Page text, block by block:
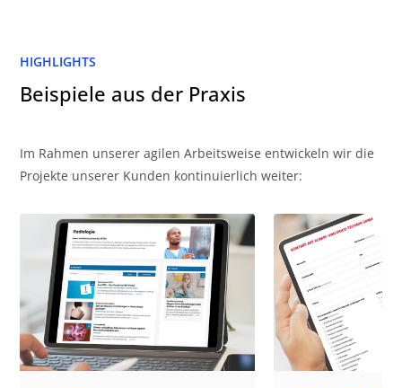
HIGHLIGHTS
Beispiele aus der Praxis
Im Rahmen unserer agilen Arbeitsweise entwickeln wir die
Projekte unserer Kunden kontinuierlich weiter: